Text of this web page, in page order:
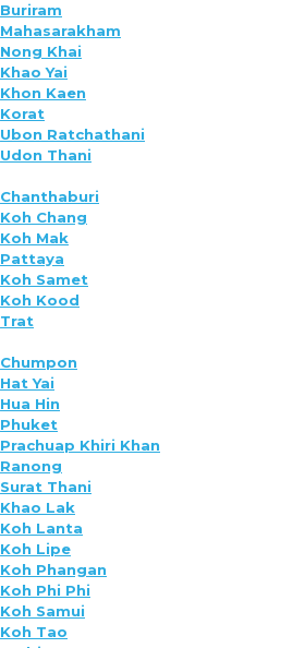
Buriram
Mahasarakham
Nong Khai
Khao Yai
Khon Kaen
Korat
Ubon Ratchathani
Udon Thani
Chanthaburi
Koh Chang
Koh Mak
Pattaya
Koh Samet
Koh Kood
Trat
Chumpon
Hat Yai
Hua Hin
Phuket
Prachuap Khiri Khan
Ranong
Surat Thani
Khao Lak
Koh Lanta
Koh Lipe
Koh Phangan
Koh Phi Phi
Koh Samui
Koh Tao